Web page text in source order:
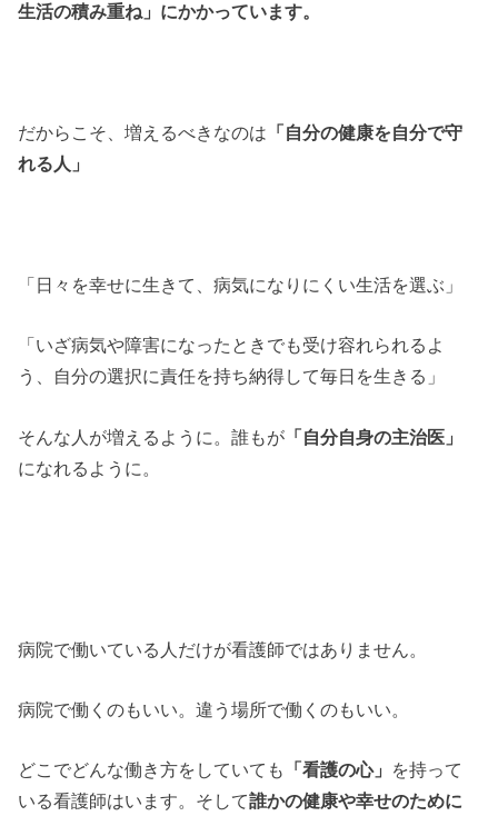
生活の積み重ね」にかかっています。
だからこそ、増えるべきなのは 「自分の健康を自分で守
れる人」
「日々を幸せに生きて、病気になりにくい生活を選ぶ」
「いざ病気や障害になったときでも受け容れられるよ
う、自分の選択に責任を持ち納得して毎日を生きる」
そんな人が増えるように。誰もが 「自分自身の主治医」
になれるように。
病院で働いている人だけが看護師ではありません。
病院で働くのもいい。違う場所で働くのもいい。
どこでどんな働き方をしていても 「看護の心」 を持って
いる看護師はいます。そして誰かの健康や幸せのために